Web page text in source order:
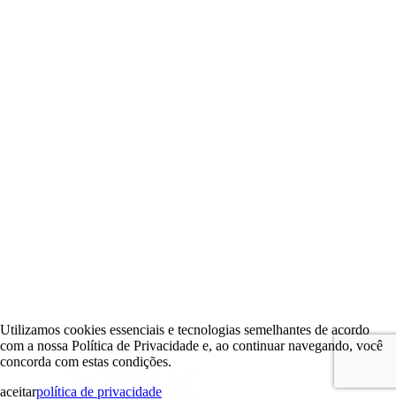
Utilizamos cookies essenciais e tecnologias semelhantes de acordo
com a nossa Política de Privacidade e, ao continuar navegando, você
concorda com estas condições.
aceitarpolítica de privacidade